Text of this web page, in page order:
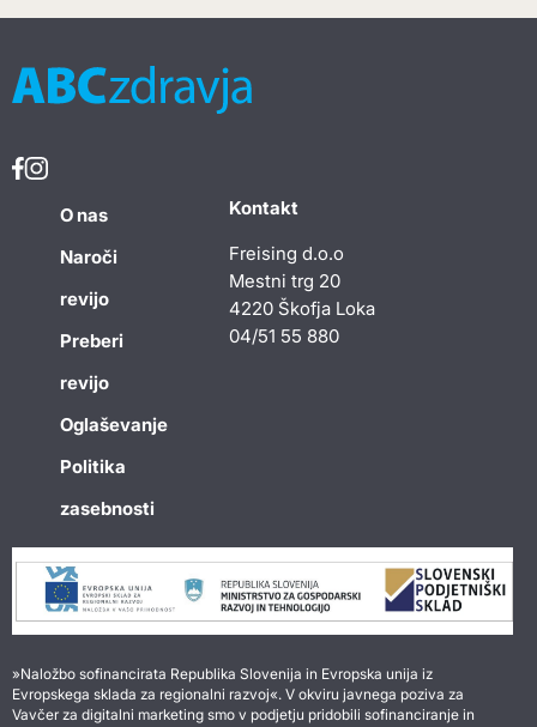
O nas
Naroči
revijo
Preberi
revijo
Oglaševanje
Politika
zasebnosti
Kontakt
Freising d.o.o
Mestni trg 20
4220 Škofja Loka
04/51 55 880
»Naložbo sofinancirata Republika Slovenija in Evropska unija iz
Evropskega sklada za regionalni razvoj«. V okviru javnega poziva za
Vavčer za digitalni marketing smo v podjetju pridobili sofinanciranje in